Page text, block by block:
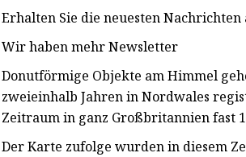
Erhalten Sie die neuesten
Wir haben mehr Newsletter
Donutförmige Objekte am Himmel
zweieinhalb Jahren in Nordwales
Zeitraum in ganz Großbritannien fast
Der Karte zufolge wurden in diesem